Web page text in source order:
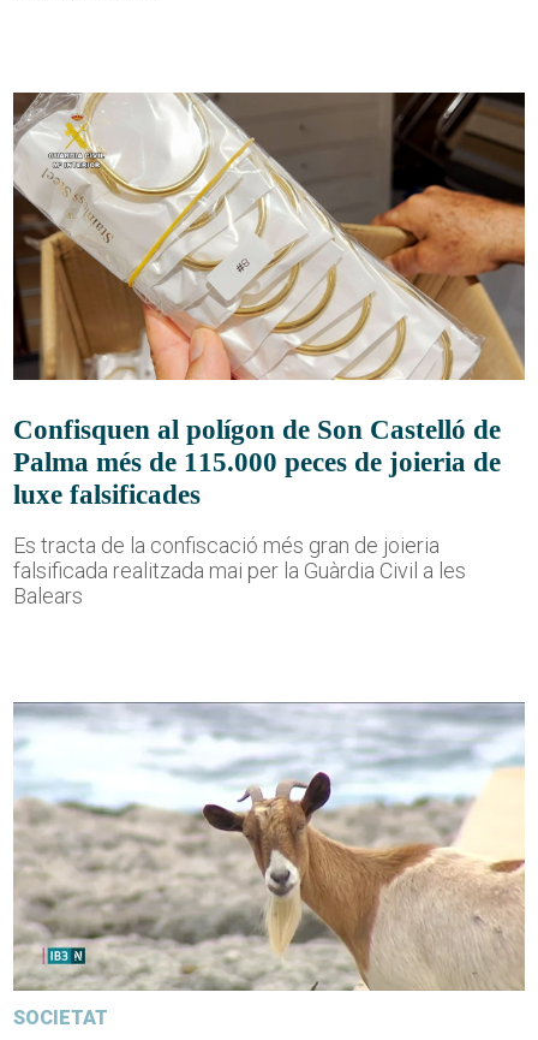
Confisquen al polígon de Son Castelló de
Palma més de 115.000 peces de joieria de
luxe falsificades
Es tracta de la confiscació més gran de joieria
falsificada realitzada mai per la Guàrdia Civil a les
Balears
SOCIETAT